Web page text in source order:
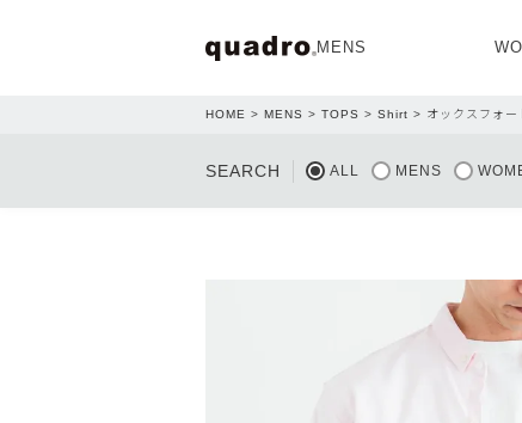
MENS
HOME MENS TOPS Shirt オックスフォ
SEARCH ALL MENS